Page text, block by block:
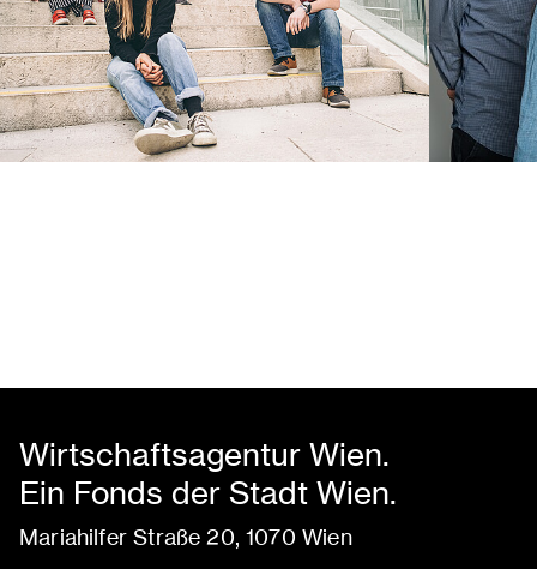
Wirtschaftsagentur Wien.
Ein Fonds der Stadt Wien.
Mariahilfer Straße 20, 1070 Wien